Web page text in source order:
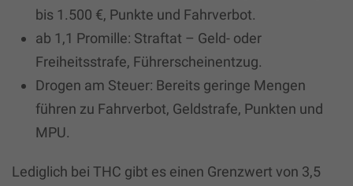
bis 1.500 €, Punkte und Fahrverbot.
ab 1,1 Promille: Straftat – Geld- oder
Freiheitsstrafe, Führerscheinentzug.
Drogen am Steuer: Bereits geringe Mengen
führen zu Fahrverbot, Geldstrafe, Punkten und
MPU.
Lediglich bei THC gibt es einen Grenzwert von 3,5